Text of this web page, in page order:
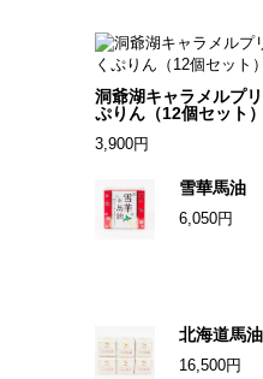
洞爺湖キャラメルプ
ぷりん（12個セット）
3,900円
雪華馬油
6,050円
北海道馬
16,500円